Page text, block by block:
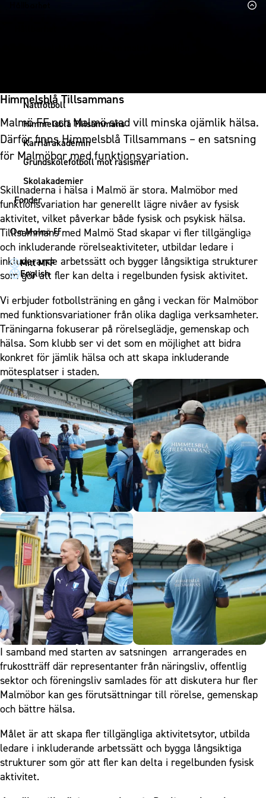
Malmö Trophy
Sommarfest
Inspiration
Vanliga frågor om 1910 Event
Nattfotboll
Himmelsblå Tillsammans
Karriärakademin
Grundskolefotboll mot rasismer
Skolakademier
Fonder
Om Malmö FF
Om Malmö FF
Kontakt
Historik – herrlaget
Historik – damlaget
Närstående organisationer
Policydokument
Personuppgiftspolicy
Mitt MFF
English
Himmelsblå Tillsammans
Malmö FF och Malmö stad vill minska ojämlik hälsa.
Därför finns Himmelsblå Tillsammans – en satsning
för Malmöbor med funktionsvariation.
Skillnaderna i hälsa i Malmö är stora. Malmöbor med
funktionsvariation har generellt lägre nivåer av fysisk
aktivitet, vilket påverkar både fysisk och psykisk hälsa.
Tilllsammans med Malmö Stad skapar vi fler tillgängliga
och inkluderande rörelseaktiviteter, utbildar ledare i
inkluderande arbetssätt och bygger långsiktiga strukturer
som gör att fler kan delta i regelbunden fysisk aktivitet.
Vi erbjuder fotbollsträning en gång i veckan för Malmöbor
med funktionsvariationer från olika dagliga verksamheter.
Träningarna fokuserar på rörelseglädje, gemenskap och
hälsa. Som klubb ser vi det som en möjlighet att bidra
konkret för jämlik hälsa och att skapa inkluderande
mötesplatser i staden.
I samband med starten av satsningen arrangerades en
frukostträff där representanter från näringsliv, offentlig
sektor och föreningsliv samlades för att diskutera hur fler
Malmöbor kan ges förutsättningar till rörelse, gemenskap
och bättre hälsa.
Målet är att skapa fler tillgängliga aktivitetsytor, utbilda
ledare i inkluderande arbetssätt och bygga långsiktiga
strukturer som gör att fler kan delta i regelbunden fysisk
aktivitet.